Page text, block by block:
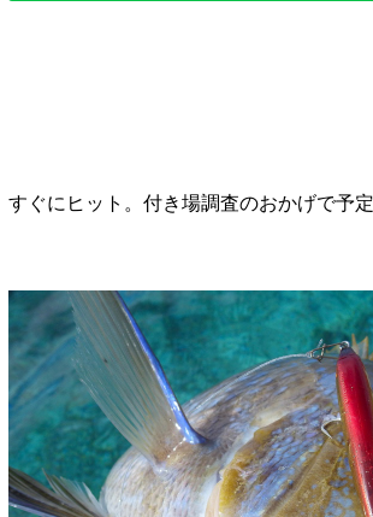
すぐにヒット。付き場調査のおかげで予